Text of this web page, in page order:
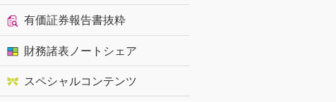
有価証券報告書抜粋
財務諸表ノートシェア
スペシャルコンテンツ